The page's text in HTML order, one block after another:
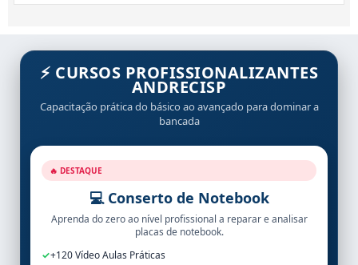
⚡ CURSOS PROFISSIONALIZANTES
ANDRECISP
Capacitação prática do básico ao avançado para dominar a
bancada
🔥 DESTAQUE
💻 Conserto de Notebook
Aprenda do zero ao nível profissional a reparar e analisar
placas de notebook.
✓+120 Vídeo Aulas Práticas